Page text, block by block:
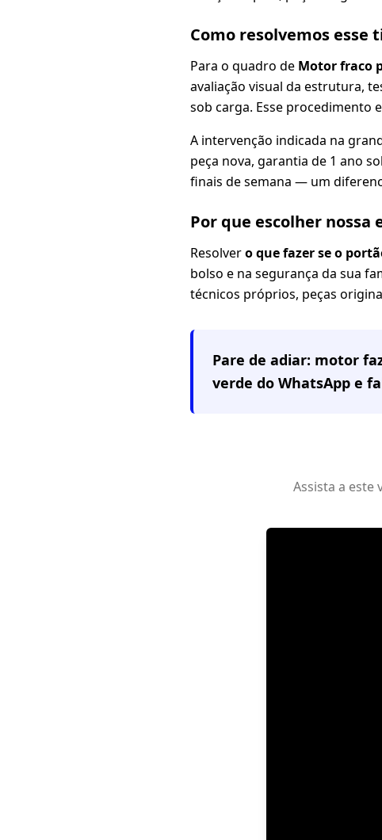
Como resolvemos esse
Para o quadro de Motor fraco
avaliação visual da estrutura,
sob carga. Esse procedimento
A intervenção indicada na
peça nova, garantia de 1 ano
finais de semana — um
Por que escolher nossa
Resolvero que fazer se o
bolso e na segurança da sua
técnicos próprios, peças
Pare de adiar: motor
verde do WhatsApp e
Assista a este